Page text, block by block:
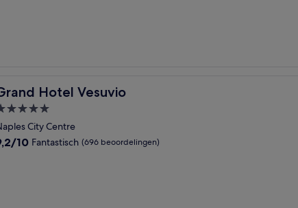
Hotel Vesuvio
Hotel Vesuvio
City Centre
10 Fantastisch (696 beoordelingen)